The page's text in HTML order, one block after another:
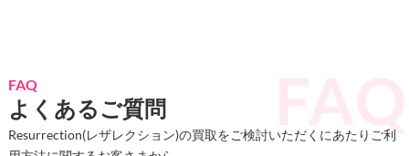
FAQ
よくあるご質問
Resurrection(レザレクション)の買取をご検討いただくにあたりご利